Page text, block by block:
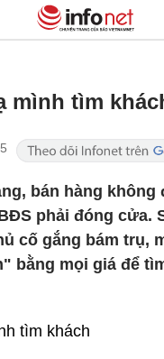
mình tìm
bán hàng không
phải đóng cửa.
cố gắng bám trụ,
bằng mọi giá để
tìm khách